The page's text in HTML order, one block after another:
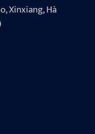
Xinxiang, Hà